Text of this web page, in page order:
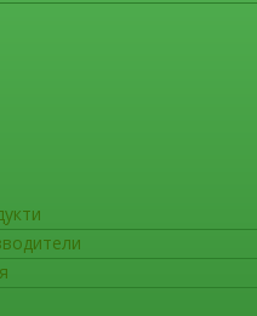
да доведат до намален
усложнения. При
на медицинските
лекарска помощ, ако
слабост, повръщане,